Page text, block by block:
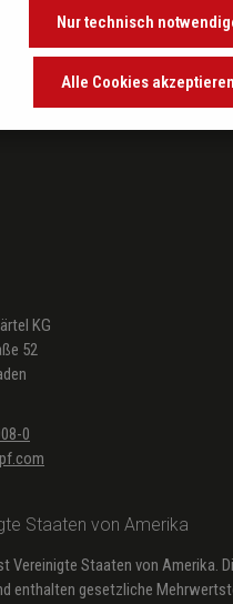
KG
52
0
Staaten von Amerika
Vereinigte Staaten von Amerika.
enthalten gesetzliche
Nur technisch
Alle Cookies akzeptieren